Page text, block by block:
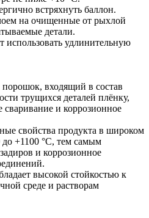
встряхнуть баллон.
на очищенные от рыхлой
детали.
использовать удлинительную
входящий в состав
трущихся деталей плёнку,
и коррозионное
свойства продукта в широком
до +1100 °С, тем самым
и коррозионное
высокой стойкостью к
среде и растворам